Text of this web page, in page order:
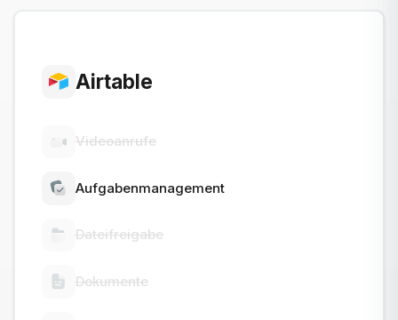
Airtable
Videoanrufe
Aufgabenmanagement
Dateifreigabe
Dokumente